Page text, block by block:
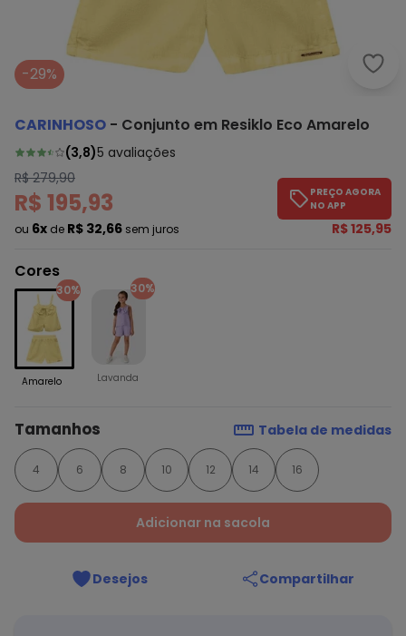
-29%
CARINHOSO - Conjunto em Resiklo Eco Amarelo
(3,8)5 avaliações
R$ 279,90
R$ 195,93
ou 6x de R$ 32,66 sem juros
PREÇO AGORA
NO APP
R$ 125,95
Cores
30%
Amarelo
30%
Lavanda
Tamanhos Tabela de medidas
4 6 8 10 12 14 16
Adicionar na sacola
Desejos Compartilhar